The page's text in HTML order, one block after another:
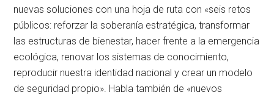
nuevas soluciones con una hoja de ruta con «seis retos
públicos: reforzar la soberanía estratégica, transformar
las estructuras de bienestar, hacer frente a la emergencia
ecológica, renovar los sistemas de conocimiento,
reproducir nuestra identidad nacional y crear un modelo
de seguridad propio». Habla también de «nuevos